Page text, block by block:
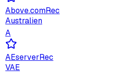
Above.comRec
Australien
A
AEserverRec
VAE